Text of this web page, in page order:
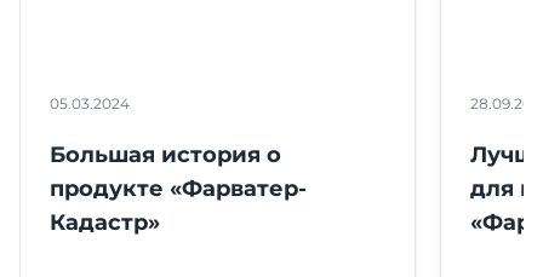
05.03.2024
Большая история о
продукте «Фарватер-
Кадастр»
для